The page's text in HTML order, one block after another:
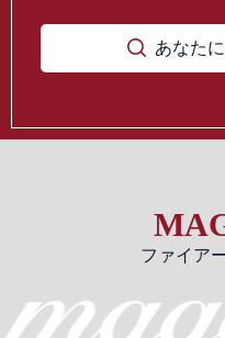
あなたに
ファイア